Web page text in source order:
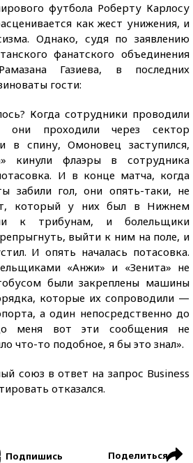
футбола Роберту Карлосу
как жест унижения, и
Однако, судя по заявлению
фанатского объединения
Газиева, в последних
гости:
Когда сотрудники проводили
они проходили через сектор
в спину, Омоновец заступился,
кинули флаэры в сотрудника
И в конце матча, когда
забили гол, они опять-таки, не
который у них был в Нижнем
к трибунам, и болельщики
выйти к ним на поле, и
И опять началась потасовка.
«Анжи» и «Зенита» не
были закреплены машины
которые их сопроводили —
а один непосредственно до
меня вот эти сообщения не
что-то подобное, я бы это знал».
союз в ответ на запрос Business
отказался.
Подпишись Поделиться